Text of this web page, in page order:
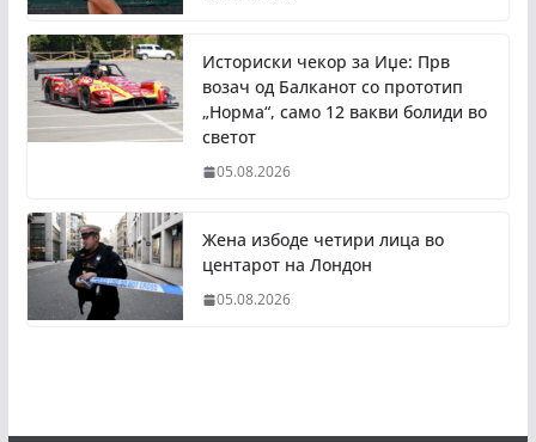
Историски чекор за Иџе: Прв
возач од Балканот со прототип
„Норма“, само 12 вакви болиди во
светот
05.08.2026
Жена избоде четири лица во
центарот на Лондон
05.08.2026